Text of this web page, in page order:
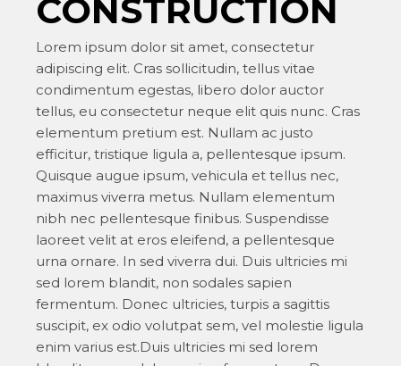
CONSTRUCTION
Lorem ipsum dolor sit amet, consectetur
adipiscing elit. Cras sollicitudin, tellus vitae
condimentum egestas, libero dolor auctor
tellus, eu consectetur neque elit quis nunc. Cras
elementum pretium est. Nullam ac justo
efficitur, tristique ligula a, pellentesque ipsum.
Quisque augue ipsum, vehicula et tellus nec,
maximus viverra metus. Nullam elementum
nibh nec pellentesque finibus. Suspendisse
laoreet velit at eros eleifend, a pellentesque
urna ornare. In sed viverra dui. Duis ultricies mi
sed lorem blandit, non sodales sapien
fermentum. Donec ultricies, turpis a sagittis
suscipit, ex odio volutpat sem, vel molestie ligula
enim varius est.Duis ultricies mi sed lorem